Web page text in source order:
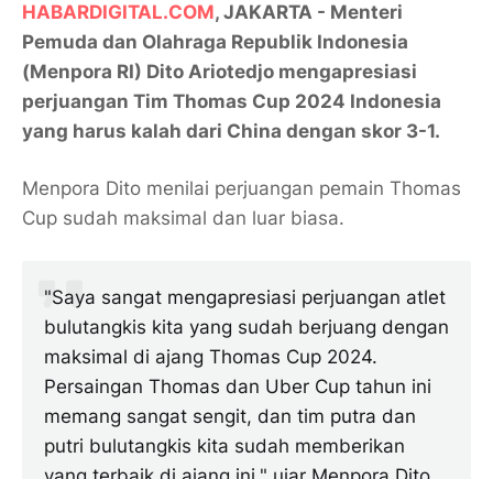
HABARDIGITAL.COM, JAKARTA - Menteri
Pemuda dan Olahraga Republik Indonesia
(Menpora RI) Dito Ariotedjo mengapresiasi
perjuangan Tim Thomas Cup 2024 Indonesia
yang harus kalah dari China dengan skor 3-1.
Menpora Dito menilai perjuangan pemain Thomas
Cup sudah maksimal dan luar biasa.
"Saya sangat mengapresiasi perjuangan atlet
bulutangkis kita yang sudah berjuang dengan
maksimal di ajang Thomas Cup 2024.
Persaingan Thomas dan Uber Cup tahun ini
memang sangat sengit, dan tim putra dan
putri bulutangkis kita sudah memberikan